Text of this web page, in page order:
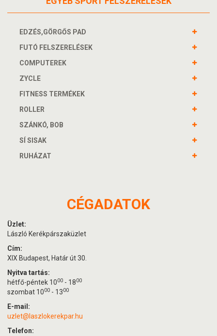
EDZÉS,GÖRGŐS PAD
FUTÓ FELSZERELÉSEK
COMPUTEREK
ZYCLE
FITNESS TERMÉKEK
ROLLER
SZÁNKÓ, BOB
SÍ SISAK
RUHÁZAT
CÉGADATOK
Üzlet:
László Kerékpárszaküzlet
Cím:
XIX Budapest, Határ út 30.
Nyitva tartás:
hétfő-péntek 1000 - 1800
szombat 1000 - 1300
E-mail:
uzlet@laszlokerekpar.hu
Telefon: